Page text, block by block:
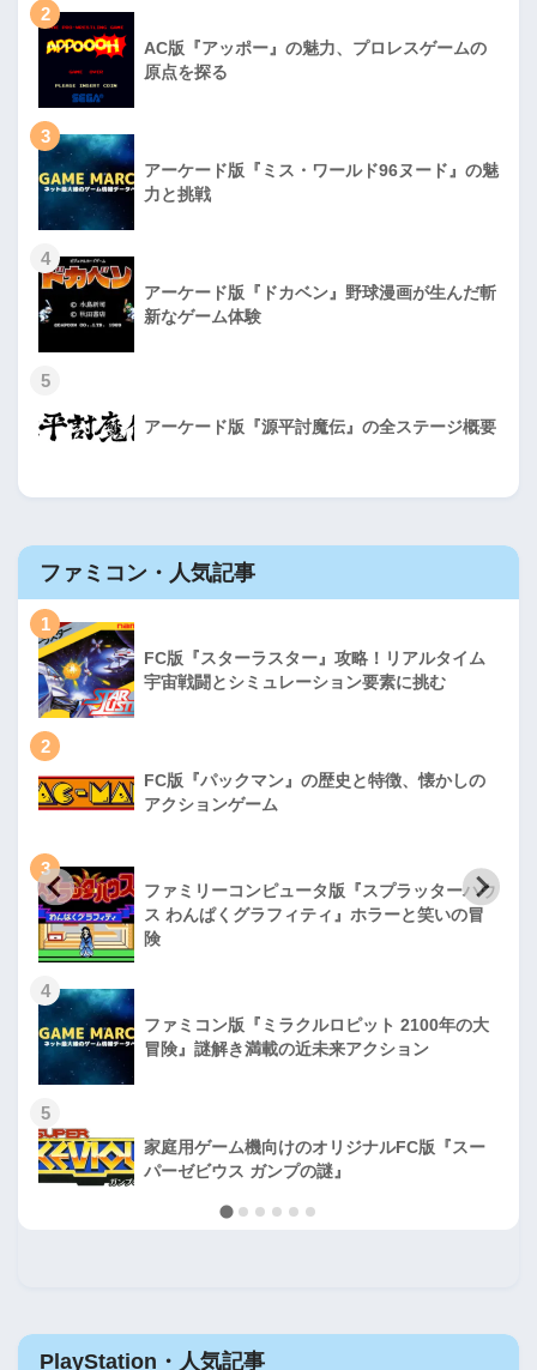
2
AC版『アッポー』の魅力、プロレスゲームの
原点を探る
3
アーケード版『ミス・ワールド96ヌード』の魅
力と挑戦
4
アーケード版『ドカベン』野球漫画が生んだ斬
新なゲーム体験
5
アーケード版『源平討魔伝』の全ステージ概要
ファミコン・人気記事
1
FC版『スターラスター』攻略！リアルタイム
宇宙戦闘とシミュレーション要素に挑む
2
FC版『パックマン』の歴史と特徴、懐かしの
アクションゲーム
3
ファミリーコンピュータ版『スプラッターハウ
ス わんぱくグラフィティ』ホラーと笑いの冒
険
4
ファミコン版『ミラクルロピット 2100年の大
冒険』謎解き満載の近未来アクション
5
家庭用ゲーム機向けのオリジナルFC版『スー
パーゼビウス ガンプの謎』
PlayStation・人気記事